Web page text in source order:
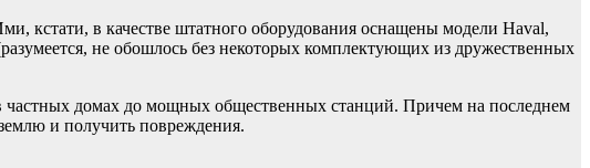
кстати, в качестве штатного оборудования оснащены модели Haval,
не обошлось без некоторых комплектующих из дружественных
частных домах до мощных общественных станций. Причем на последнем
и получить повреждения.